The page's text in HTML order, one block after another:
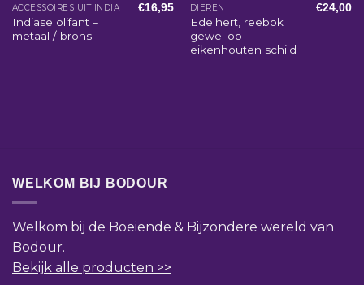
ACCESSOIRES UIT INDIA
Indiase olifant –
metaal / brons
€16,95 DIEREN
Edelhert, reebok
gewei op
eikenhouten schild
€24,00
WELKOM BIJ BODOUR
Welkom bij de Boeiende & Bijzondere wereld van
Bodour.
Bekijk alle producten >>